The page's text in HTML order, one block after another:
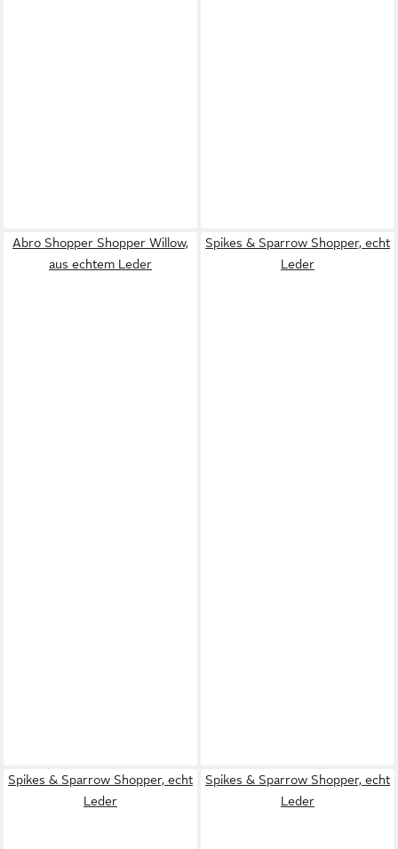
Abro Shopper Shopper Willow,
aus echtem Leder
Spikes & Sparrow Shopper, echt
Leder
Spikes & Sparrow Shopper, echt
Leder
Spikes & Sparrow Shopper, echt
Leder